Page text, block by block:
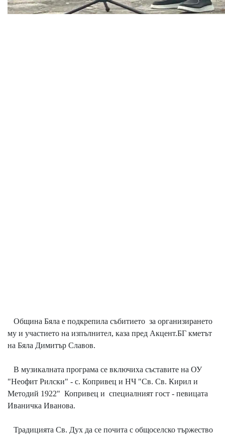
Община Бяла е подкрепила събитието за организирането
му и участието на изпълнител, каза пред Акцент.БГ кметът
на Бяла Димитър Славов.
В музикалната програма се включиха съставите на ОУ
"Неофит Рилски" - с. Копривец и НЧ "Св. Св. Кирил и
Методий 1922" Копривец и специалният гост - певицата
Иваничка Иванова.
Традицията Св. Дух да се почита с общоселско тържество